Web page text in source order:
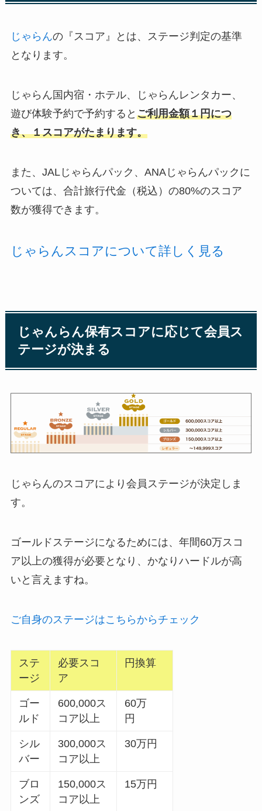
じゃらんの『スコア』とは、ステージ判定の基準
となります。
じゃらん国内宿・ホテル、じゃらんレンタカー、
遊び体験予約で予約すると ご利用金額１円につ
き、１スコアがたまります。
また、JALじゃらんパック、ANAじゃらんパックに
ついては、合計旅行代金（税込）の80%のスコア
数が獲得できます。
じゃらんスコアについて詳しく見る
じゃんらん保有スコアに応じて会員ス
テージが決まる
じゃらんのスコアにより会員ステージが決定しま
す。
ゴールドステージになるためには、年間60万スコ
ア以上の獲得が必要となり、かなりハードルが高
いと言えますね。
ご自身のステージはこちらからチェック
ステ
ージ
必要スコ
ア
円換算
ゴー
ルド
600,000ス
コア以上
60万
円
シル
バー
300,000ス
コア以上
30万円
ブロ
ンズ
150,000ス
コア以上
15万円